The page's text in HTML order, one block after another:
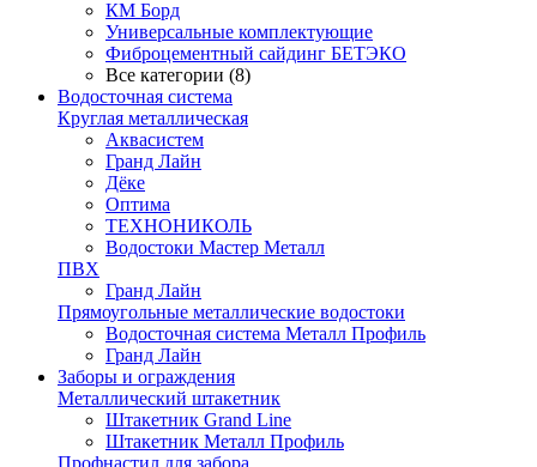
КМ Борд
Универсальные комплектующие
Фиброцементный сайдинг БЕТЭКО
Все категории (8)
Водосточная система
Круглая металлическая
Аквасистем
Гранд Лайн
Дёке
Оптима
ТЕХНОНИКОЛЬ
Водостоки Мастер Металл
ПВХ
Гранд Лайн
Прямоугольные металлические водостоки
Водосточная система Металл Профиль
Гранд Лайн
Заборы и ограждения
Металлический штакетник
Штакетник Grand Line
Штакетник Металл Профиль
Профнастил для забора